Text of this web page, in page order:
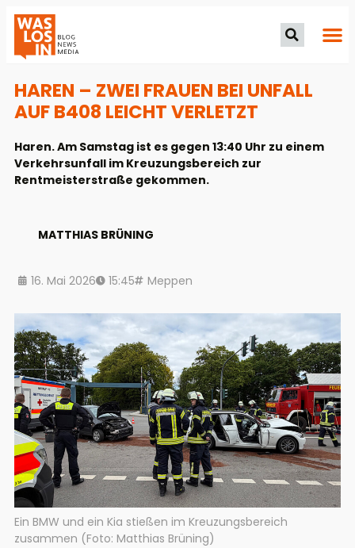
HAREN – ZWEI FRAUEN BEI UNFALL
AUF B408 LEICHT VERLETZT
Haren. Am Samstag ist es gegen 13:40 Uhr zu einem
Verkehrsunfall im Kreuzungsbereich zur
Rentmeisterstraße gekommen.
MATTHIAS BRÜNING
16. Mai 2026 15:45 Meppen
Ein BMW und ein Kia stießen im Kreuzungsbereich
zusammen (Foto: Matthias Brüning)